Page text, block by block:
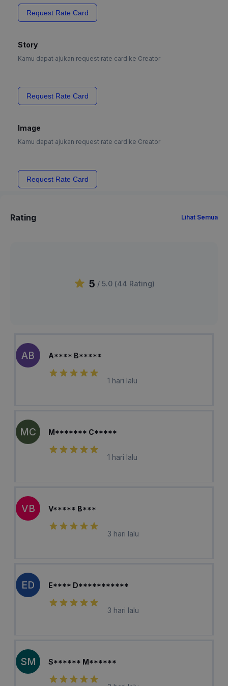
Request Rate Card
Story
Kamu dapat ajukan request rate card ke Creator
Request Rate Card
Image
Kamu dapat ajukan request rate card ke Creator
Request Rate Card
Rating Lihat Semua
5 / 5.0 (44 Rating)
AB A**** B*****
1 hari lalu
MC M******* C*****
1 hari lalu
VB V***** B***
3 hari lalu
ED E**** D***********
3 hari lalu
SM S****** M******